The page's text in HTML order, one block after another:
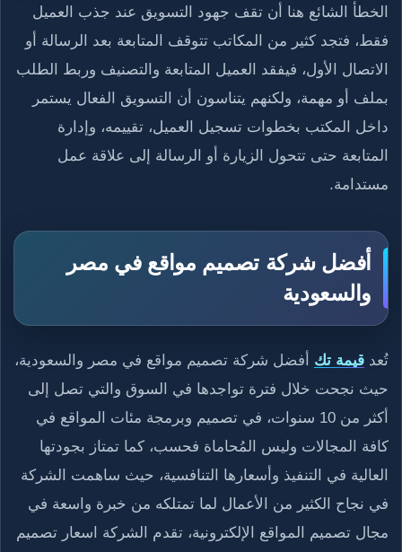
الخطأ الشائع هنا أن تقف جهود التسويق عند جذب العميل
فقط، فتجد كثير من المكاتب تتوقف المتابعة بعد الرسالة أو
الاتصال الأول، فيفقد العميل المتابعة والتصنيف وربط الطلب
بملف أو مهمة، ولكنهم يتناسون أن التسويق الفعال يستمر
داخل المكتب بخطوات تسجيل العميل، تقييمه، وإدارة
المتابعة حتى تتحول الزيارة أو الرسالة إلى علاقة عمل
مستدامة.
أفضل شركة تصميم مواقع في مصر
والسعودية
تُعد قيمة تك أفضل شركة تصميم مواقع في مصر والسعودية،
حيث نجحت خلال فترة تواجدها في السوق والتي تصل إلى
أكثر من 10 سنوات، في تصميم وبرمجة مئات المواقع في
كافة المجالات وليس المُحاماة فحسب، كما تمتاز بجودتها
العالية في التنفيذ وأسعارها التنافسية، حيث ساهمت الشركة
في نجاح الكثير من الأعمال لما تمتلكه من خبرة واسعة في
مجال تصميم المواقع الإلكترونية، تقدم الشركة اسعار تصميم